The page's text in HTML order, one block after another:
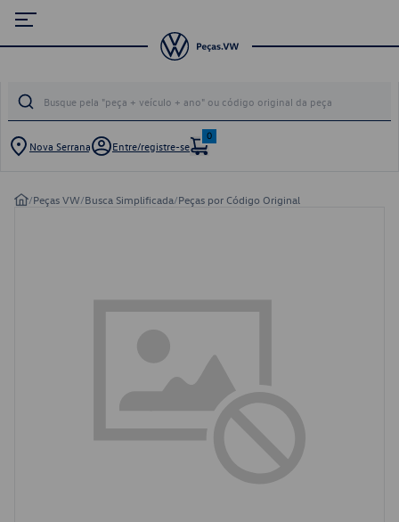
Nova Serrana Entre/registre-se
0
/Peças VW/Busca Simplificada/Peças por Código Original